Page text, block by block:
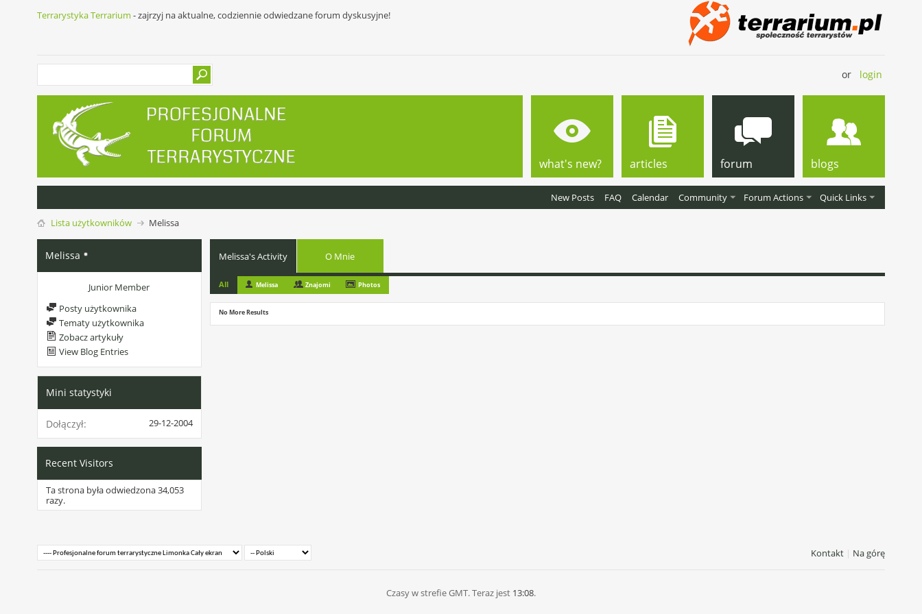
Terrarystyka Terrarium - zajrzyj na aktualne, codziennie odwiedzane forum dyskusyjne!
or login
what's new? articles forum
New Posts FAQ Calendar Community Forum Actions Quick Links
blogs
Lista użytkowników Melissa
Melissa
Junior Member
Posty użytkownika
Tematy użytkownika
Zobacz artykuły
View Blog Entries
Mini statystyki
Dołączył 29-12-2004
Recent Visitors
Ta strona była odwiedzona34,053
razy.
Melissa's Activity O Mnie
All Melissa Znajomi Photos
No More Results
Kontakt | Na górę
Czasy w strefie GMT. Teraz jest 13:08.